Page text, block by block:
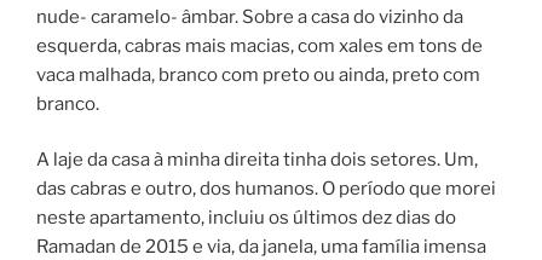
nude- caramelo- âmbar. Sobre a casa do vizinho da
esquerda, cabras mais macias, com xales em tons de
vaca malhada, branco com preto ou ainda, preto com
branco.
A laje da casa à minha direita tinha dois setores. Um,
das cabras e outro, dos humanos. O período que morei
neste apartamento, incluiu os últimos dez dias do
Ramadan de 2015 e via, da janela, uma família imensa